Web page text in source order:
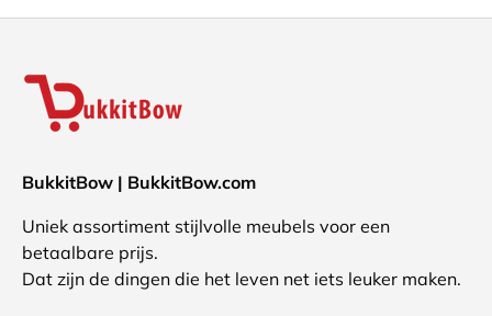
BukkitBow | BukkitBow.com
Uniek assortiment stijlvolle meubels voor een
betaalbare prijs.
Dat zijn de dingen die het leven net iets leuker maken.